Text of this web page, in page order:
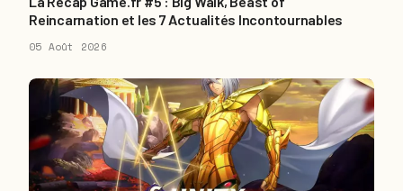
Reincarnation et les 7 Actualités Incontournables
05 Août 2026